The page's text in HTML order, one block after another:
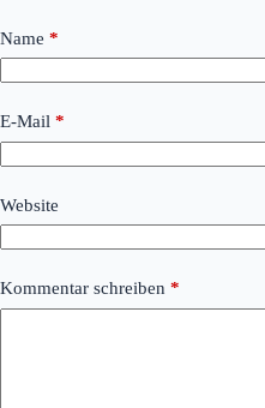
Name *
E-Mail *
Website
Kommentar schreiben *